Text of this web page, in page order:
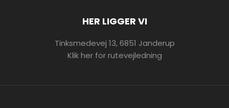
HER LIGGER VI
Tinksmedevej 13, 6851 Janderup
Klik her for rutevejledning